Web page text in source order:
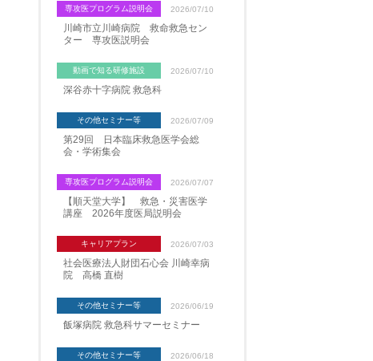
専攻医プログラム説明会 2026/07/10
川崎市立川崎病院 救命救急セン
ター 専攻医説明会
動画で知る研修施設 2026/07/10
深谷赤十字病院 救急科
その他セミナー等 2026/07/09
第29回 日本臨床救急医学会総
会・学術集会
専攻医プログラム説明会 2026/07/07
【順天堂大学】 救急・災害医学
講座 2026年度医局説明会
キャリアプラン 2026/07/03
社会医療法人財団石心会 川崎幸病
院 高橋 直樹
その他セミナー等 2026/06/19
飯塚病院 救急科サマーセミナー
その他セミナー等 2026/06/18